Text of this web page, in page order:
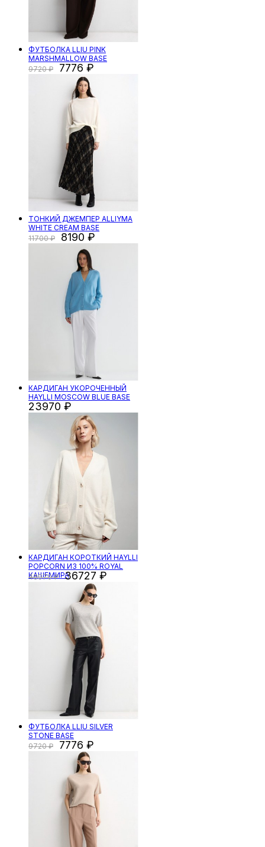
ФУТБОЛКА LLIU PINK
MARSHMALLOW BASE
9720
7776
ТОНКИЙ ДЖЕМПЕР ALLIYMA
WHITE CREAM BASE
11700
8190
КАРДИГАН УКОРОЧЕННЫЙ
HAYLLI MOSCOW BLUE BASE
23970
КАРДИГАН КОРОТКИЙ HAYLLI
POPCORN ИЗ 100% ROYAL
КАШЕМИРА
48970 36727
ФУТБОЛКА LLIU SILVER
STONE BASE
9720
7776